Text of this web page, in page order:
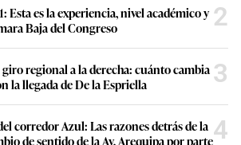
Esta es la experiencia, nivel académico y
Baja del Congreso
2
regional a la derecha: cuánto cambia
la llegada de De la Espriella
3
corredor Azul: Las razones detrás de la
de sentido de la Av. Arequipa por parte4